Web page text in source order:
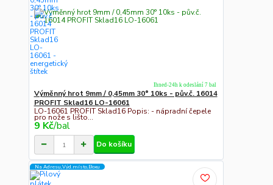
Výměnný hrot 9mm / 0,45mm 30° 10ks - pův.č. 16014
PROFIT Sklad16 LO-16061
LO-16061 PROFIT Sklad16 Popis: - nápradní čepele
pro nože s lišto...
9 Kč/bal
Ihned-24h k odeslání 7 bal
Do košíku
Na Adresu,Výd.místo,Boxu